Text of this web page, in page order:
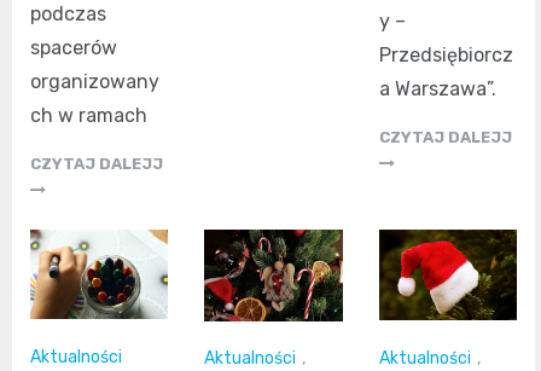
podczas
spacerów
organizowany
ch w ramach
CZYTAJ DALEJJ
y –
Przedsiębiorcz
a Warszawa”.
CZYTAJ DALEJJ
Aktualności Aktualności ,
Aktualności ,